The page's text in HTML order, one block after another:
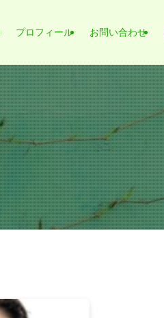
プロフィール お問い合わせ